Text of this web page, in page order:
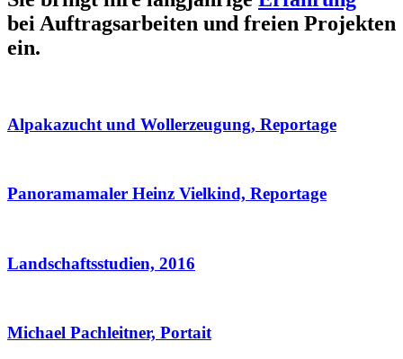
bei Auftragsarbeiten und freien Projekten
ein.
Alpakazucht und Wollerzeugung, Reportage
Panoramamaler Heinz Vielkind, Reportage
Landschaftsstudien, 2016
Michael Pachleitner, Portait